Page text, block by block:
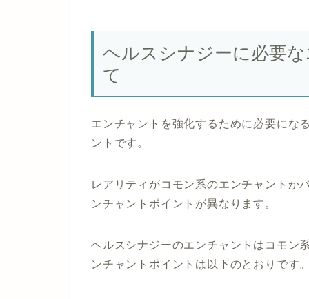
ヘルスシナジーに必要
て
エンチャントを強化するために必要にな
ントです。
レアリティがコモン系のエンチャントか
ンチャントポイントが異なります。
ヘルスシナジーのエンチャントはコモン
ンチャントポイントは以下のとおりです